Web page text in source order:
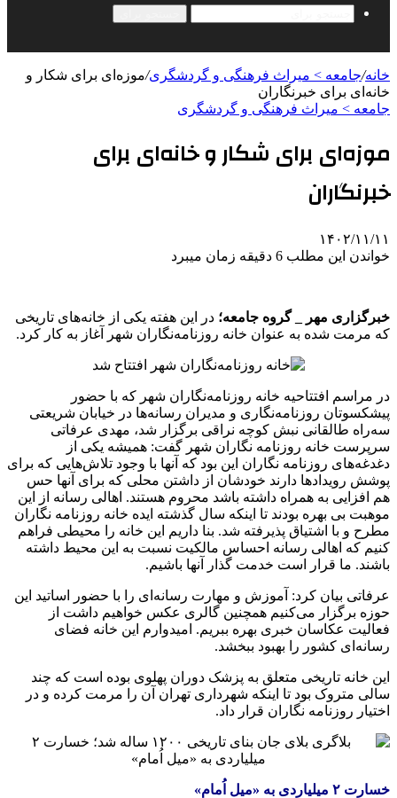
خانه/جامعه > میراث فرهنگی و گردشگری/موزه‌ای برای شکار و
خانه‌ای برای خبرنگاران
جامعه > میراث فرهنگی و گردشگری
موزه‌ای برای شکار و خانه‌ای برای
خبرنگاران
۱۴۰۲/۱۱/۱۱
خواندن این مطلب 6 دقیقه زمان میبرد
خبرگزاری مهر _ گروه جامعه؛ در این هفته یکی از خانه‌های تاریخی
که مرمت شده به عنوان خانه روزنامه‌نگاران شهر آغاز به کار کرد.
در مراسم افتتاحیه خانه روزنامه‌نگاران شهر که با حضور
پیشکسوتان روزنامه‌نگاری و مدیران رسانه‌ها در خیابان شریعتی
سه‌راه طالقانی نبش کوچه نراقی برگزار شد، مهدی عرفاتی
سرپرست خانه روزنامه نگاران شهر گفت: همیشه یکی از
دغدغه‌های روزنامه نگاران این بود که آنها با وجود تلاش‌هایی که برای
پوشش رویدادها دارند خودشان از داشتن محلی که برای آنها حس
هم افزایی به همراه داشته باشد محروم هستند. اهالی رسانه از این
موهبت بی بهره بودند تا اینکه سال گذشته ایده خانه روزنامه نگاران
مطرح و با اشتیاق پذیرفته شد. بنا داریم این خانه را محیطی فراهم
کنیم که اهالی رسانه احساس مالکیت نسبت به این محیط داشته
باشند. ما قرار است خدمت گذار آنها باشیم.
عرفاتی بیان کرد: آموزش و مهارت رسانه‌ای را با حضور اساتید این
حوزه برگزار می‌کنیم همچنین گالری عکس خواهیم داشت از
فعالیت عکاسان خبری بهره ببریم. امیدوارم این خانه فضای
رسانه‌ای کشور را بهبود ببخشد.
این خانه تاریخی متعلق به پزشک دوران پهلوی بوده است که چند
سالی متروک بود تا اینکه شهرداری تهران آن را مرمت کرده و در
اختیار روزنامه نگاران قرار داد.
خسارت ۲ میلیاردی به «میل اُمام»